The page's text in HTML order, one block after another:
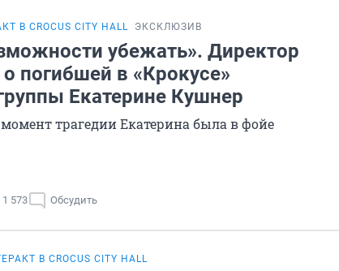
В CROCUS CITY HALL ЭКСКЛЮЗИВ
убежать». Директор
погибшей в «Крокусе»
Екатерине Кушнер
трагедии Екатерина была в фойе
1 573 Обсудить
В CROCUS CITY HALL